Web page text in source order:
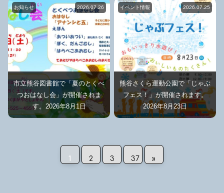
お知らせ 2026.07.26
市立熊谷図書館で「夏のとくべ
つおはなし会」が開催されま
す。2026年8月1日
イベント情報 2026.07.25
熊谷さくら運動公園で「じゃぶ
フェス！」が開催されます。
2026年8月23日
1 2 3 37 »